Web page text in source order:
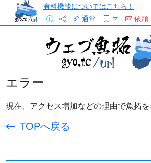
有料機能についてはこちら！
通常
依頼